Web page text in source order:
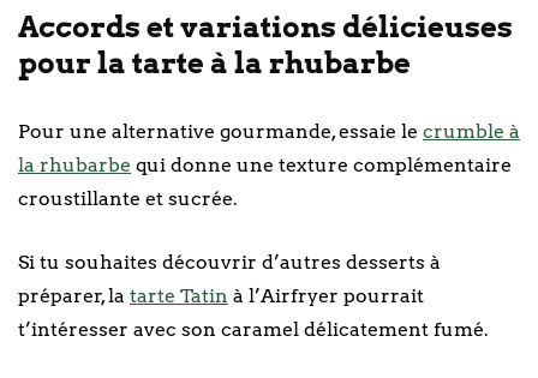
Accords et variations délicieuses
pour la tarte à la rhubarbe
Pour une alternative gourmande, essaie le crumble à
la rhubarbe qui donne une texture complémentaire
croustillante et sucrée.
Si tu souhaites découvrir d’autres desserts à
préparer, la tarte Tatin à l’Airfryer pourrait
t’intéresser avec son caramel délicatement fumé.